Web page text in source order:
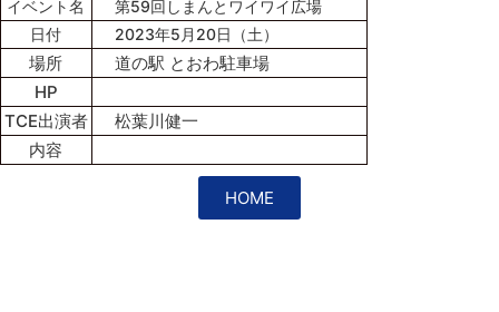
イベント名
第59回しまんとワイワイ広場
日付
2023年5月20日（土）
場所
道の駅 とおわ駐車場
HP
TCE出演者
松葉川健一
内容
HOME